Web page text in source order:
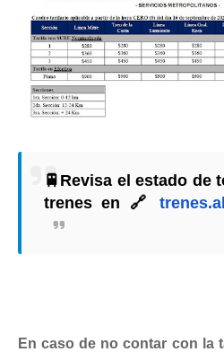
🚆Revisa el estado de
trenes en 🔗
En caso de no contar con la